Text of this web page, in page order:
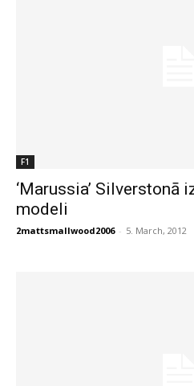
F1
‘Marussia’ Silverstonā
modeli
2mattsmallwood2006 - 5. March, 2012